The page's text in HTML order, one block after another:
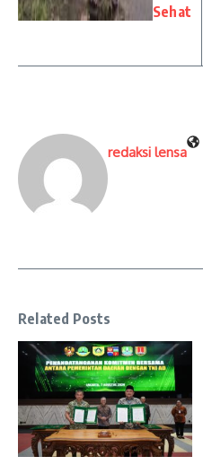
Sehat
redaksi lensa
Related Posts